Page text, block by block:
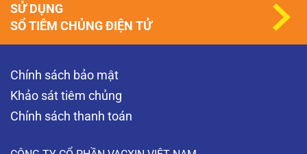
Chính sách bảo mật
Khảo sát tiêm chủng
Chính sách thanh toán
SỬ DỤNG
SỔ TIÊM CHỦNG ĐIỆN TỬ